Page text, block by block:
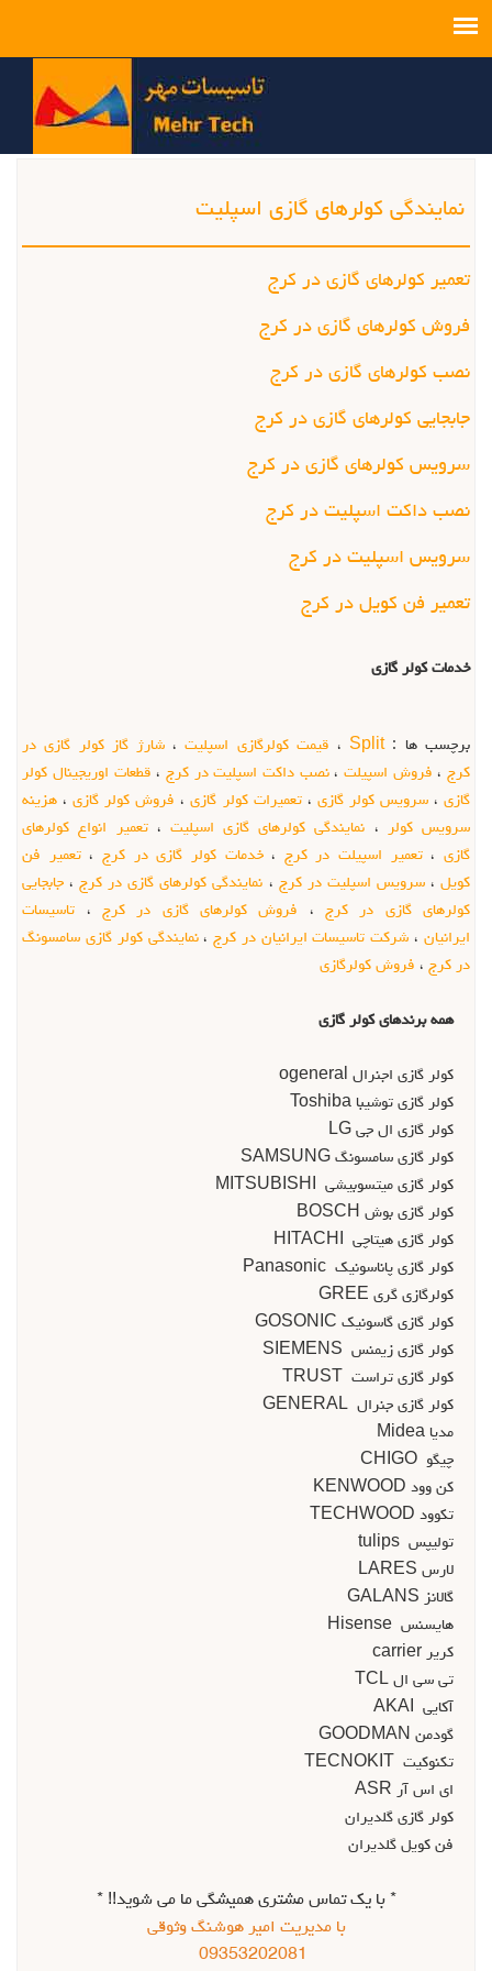
نمایندگی کولرهای گازی اسپلیت
تعمیر کولرهای گازی در کرج
فروش کولرهای گازی در کرج
نصب کولرهای گازی در کرج
جابجايي کولرهای گازی در کرج
سرویس کولرهای گازی در کرج
نصب داکت اسپلیت در کرج
سرویس اسپلیت در کرج
تعمير فن کويل در کرج
خدمات کولر گازی
همه برندهای کولر گازی
کولر گازي اجنرال ogeneral
کولر گازي توشيبا Toshiba
کولر گازي ال جي LG
کولر گازي سامسونگ SAMSUNG
کولر گازي ميتسوبيشي MITSUBISHI
کولر گازي بوش BOSCH
کولر گازي هيتاچي HITACHI
کولر گازي پاناسونيک Panasonic
کولرگازي گري GREE
کولر گازي گاسونيک GOSONIC
کولر گازي زيمنس SIEMENS
کولر گازي تراست TRUST
کولر گازي جنرال GENERAL
مديا Midea
چیگو CHIGO
کن وود KENWOOD
تکوود TECHWOOD
توليپس tulips
لارس LARES
گالانز GALANS
هايسنس Hisense
کرير carrier
تي سي ال TCL
آکايي AKAI
گودمن GOODMAN
تکنوکيت TECNOKIT
اي اس آر ASR
کولر گازي گلديران
فن کويل گلديران
* با یک تماس مشتری همیشگی ما می شوید!! *
با مديريت امير هوشنگ وثوقي
09353202081
برچسب ها :Split ، قیمت کولرگازی اسپلیت، شارژ گاز کولر گازي در
کرج ، فروش اسپیلت ،نصب داکت اسپلیت در کرج ، قطعات اوريجينال کولر
گازي ،سرويس كولر گازي ،تعميرات كولر گازي، فروش كولر گازي، هزینه
سرویس كولر
، نمایندگی کولرهای گازی اسپلیت ،تعمير انواع كولرهاي
گازي ،تعمیر اسپيلت در کرج ،خدمات کولر گازی در کرج،تعمير فن
کويل ،سرویس اسپلیت در کرج ، نمایندگی کولرهای گازی در کرج، جابجايي
کولرهای گازی در کرج ، فروش کولرهای گازی در کرج ، تاسیسات
ایرانیان ، شرکت تاسیسات ایرانیان در کرج،نمایندگی کولر گازی سامسونگ
در کرج ، فروش کولرگازی